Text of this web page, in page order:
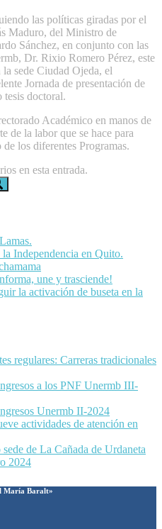
las políticas giradas por el
Maduro, del Ministro de
Sánchez, en conjunto con las
Dr. Rixio Romero Pérez, este
sede Ciudad Ojeda, el
Jornada de presentación de
tesis doctoral.
Académico en manos de
de la labor que se hace para
los diferentes Programas.
en esta entrada.
Independencia en Quito.
une y trasciende!
la activación de buseta en la
regulares: Carreras tradicionales
a los PNF Unermb III-
Unermb II-2024
actividades de atención en
de La Cañada de Urdaneta
2024
María Baralt»